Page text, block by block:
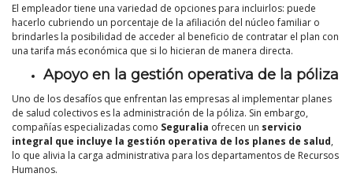
El empleador tiene una variedad de opciones para incluirlos: puede
hacerlo cubriendo un porcentaje de la afiliación del núcleo familiar o
brindarles la posibilidad de acceder al beneficio de contratar el plan con
una tarifa más económica que si lo hicieran de manera directa.
Apoyo en la gestión operativa de la póliza
Uno de los desafíos que enfrentan las empresas al implementar planes
de salud colectivos es la administración de la póliza. Sin embargo,
compañías especializadas como Seguralia ofrecen un servicio
integral que incluye la gestión operativa de los planes de salud,
lo que alivia la carga administrativa para los departamentos de Recursos
Humanos.